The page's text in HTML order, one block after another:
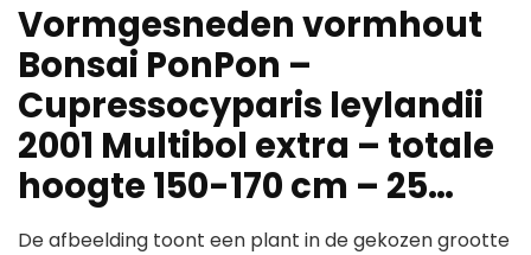
Vormgesneden vormhout
Bonsai PonPon –
Cupressocyparis leylandii
2001 Multibol extra – totale
hoogte 150-170 cm – 25…
De afbeelding toont een plant in de gekozen grootte